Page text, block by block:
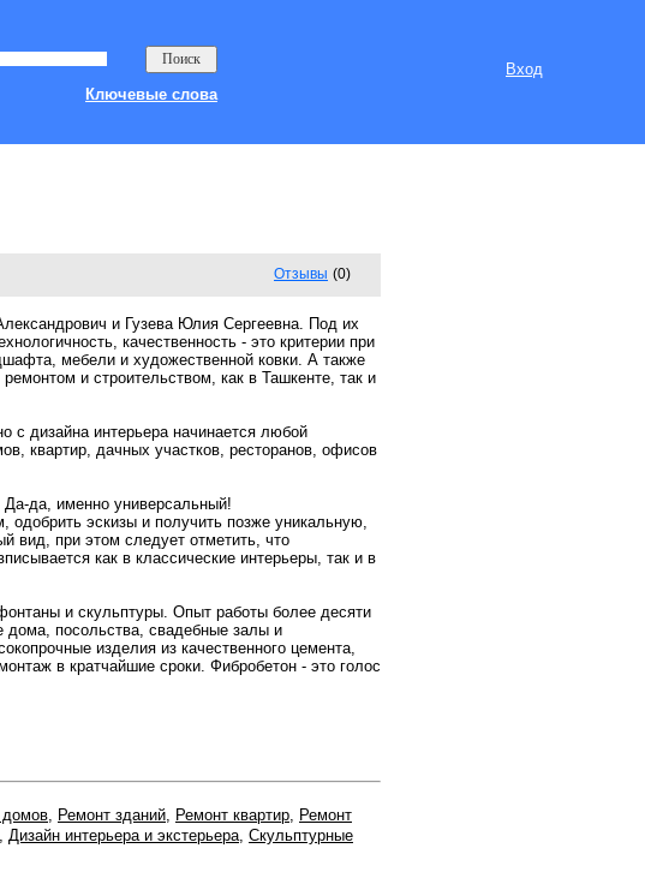
Вход
Ключевые слова
Отзывы (0)
и Гузева Юлия Сергеевна. Под их
качественность - это критерии при
мебели и художественной ковки. А также
и строительством, как в Ташкенте, так и
дизайна интерьера начинается любой
квартир, дачных участков, ресторанов, офисов
да, именно универсальный!
одобрить эскизы и получить позже уникальную,
вид, при этом следует отметить, что
как в классические интерьеры, так и в
и скульптуры. Опыт работы более десяти
дома, посольства, свадебные залы и
изделия из качественного цемента,
в кратчайшие сроки. Фибробетон - это голос
домов, Ремонт зданий, Ремонт квартир, Ремонт
, Дизайн интерьера и экстерьера, Скульптурные